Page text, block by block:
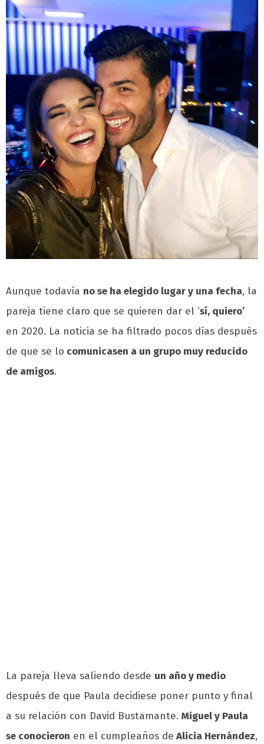
Aunque todavía no se ha elegido lugar y una fecha, la
pareja tiene claro que se quieren dar el ‘sí, quiero’
en 2020. La noticia se ha filtrado pocos días después
de que se lo comunicasen a un grupo muy reducido
de amigos.
La pareja lleva saliendo desde un año y medio
después de que Paula decidiese poner punto y final
a su relación con David Bustamante. Miguel y Paula
se conocieron en el cumpleaños de Alicia Hernández,